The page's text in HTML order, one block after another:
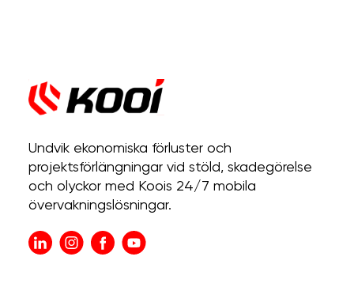
Undvik ekonomiska förluster och
projektsförlängningar vid stöld, skadegörelse
och olyckor med Koois 24/7 mobila
övervakningslösningar.